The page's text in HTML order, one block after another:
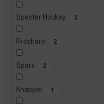
Specter Hockey 2
Prosharp 2
Sparx 2
Knapper 1